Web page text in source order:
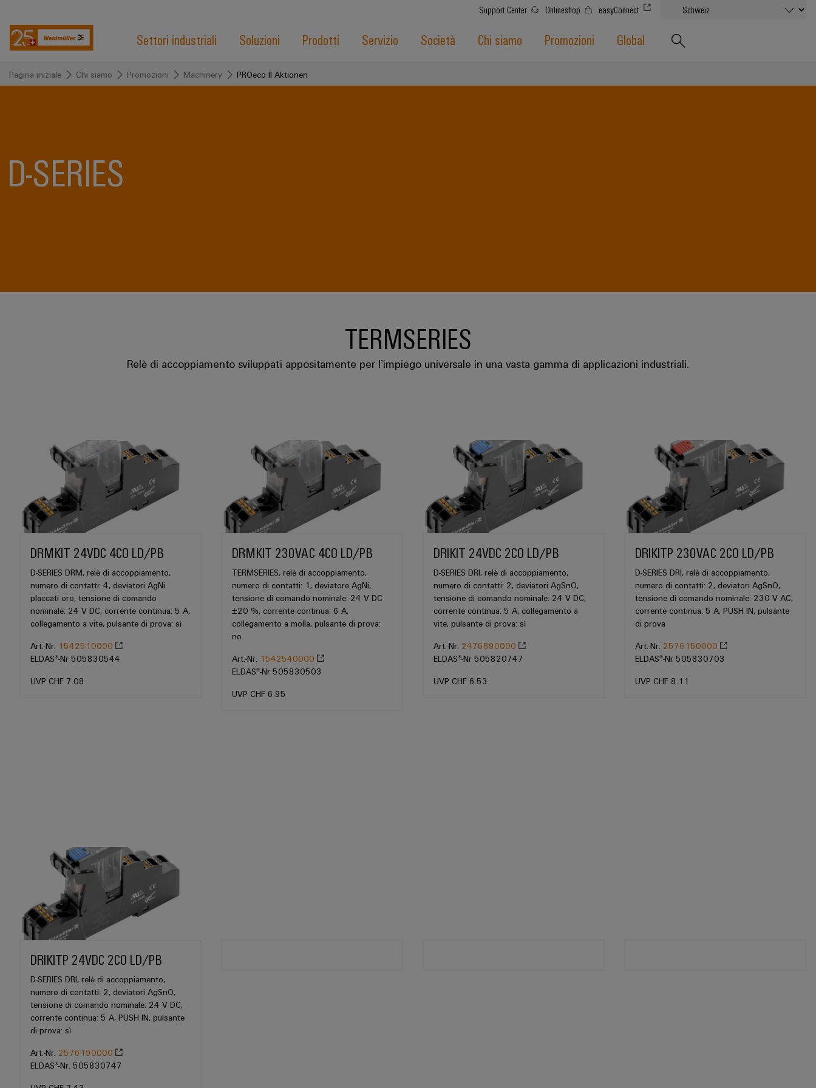
Support Center Onlineshop easyConnect
Settori industriali Soluzioni Prodotti Servizio Società Chi siamo Promozioni Global
Pagina iniziale Chi siamo Promozioni Machinery PROeco II Aktionen
D-SERIES
TERMSERIES
Relè di accoppiamento sviluppati appositamente per l’impiego universale in una vasta gamma di applicazioni industriali.
DRMKIT 24VDC 4CO LD/PB
D-SERIES DRM, relè di accoppiamento,
numero di contatti: 4, deviatori AgNi
placcati oro, tensione di comando
nominale: 24 V DC, corrente continua: 5 A,
collegamento a vite, pulsante di prova: sì
Art.-Nr. 1542510000
ELDAS®-Nr 505830544
UVP CHF 7.08
DRMKIT 230VAC 4CO LD/PB
TERMSERIES, relè di accoppiamento,
numero di contatti: 1, deviatore AgNi,
tensione di comando nominale: 24 V DC
±20 %, corrente continua: 6 A,
collegamento a molla, pulsante di prova:
no
Art.-Nr. 1542540000
ELDAS®-Nr 505830503
UVP CHF 6.95
DRIKIT 24VDC 2CO LD/PB
D-SERIES DRI, relè di accoppiamento,
numero di contatti: 2, deviatori AgSnO,
tensione di comando nominale: 24 V DC,
corrente continua: 5 A, collegamento a
vite, pulsante di prova: sì
Art.-Nr. 2476890000
ELDAS®-Nr 505820747
UVP CHF 6.53
DRIKITP 230VAC 2CO LD/PB
D-SERIES DRI, relè di accoppiamento,
numero di contatti: 2, deviatori AgSnO,
tensione di comando nominale: 230 V AC,
corrente continua: 5 A, PUSH IN, pulsante
di prova
Art.-Nr. 2576150000
ELDAS®-Nr 505830703
UVP CHF 8.11
DRIKITP 24VDC 2CO LD/PB
D-SERIES DRI, relè di accoppiamento,
numero di contatti: 2, deviatori AgSnO,
tensione di comando nominale: 24 V DC,
corrente continua: 5 A, PUSH IN, pulsante
di prova: sì
Art.-Nr. 2576190000
ELDAS®-Nr. 505830747